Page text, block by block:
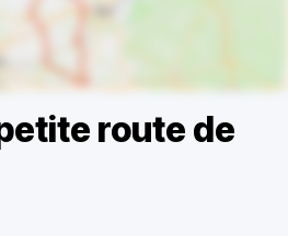
route de